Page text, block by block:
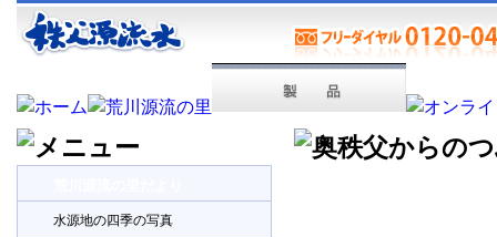
水源地の四季の写真